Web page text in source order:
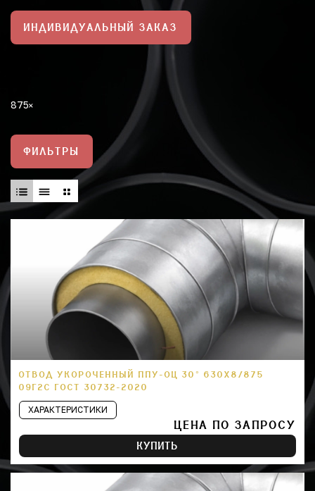
ИНДИВИДУАЛЬНЫЙ ЗАКАЗ
875
ФИЛЬТРЫ
ОТВОД УКОРОЧЕННЫЙ ППУ-ОЦ 30° 630Х8/875
09Г2С ГОСТ 30732-2020
ХАРАКТЕРИСТИКИ
ЦЕНА ПО ЗАПРОСУ
КУПИТЬ